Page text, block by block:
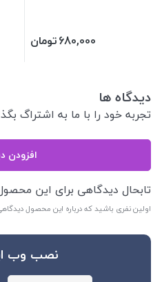
680,000تومان
دیدگاه ها
تجربه خود را با ما به اشتراگ
افزودن
تابحال دیدگاهی برای این
اولین نفری باشید که درباره این محصول
نصب وب